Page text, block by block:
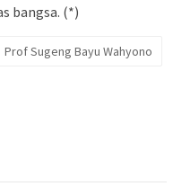
bangsa. (*)
Prof Sugeng Bayu Wahyono